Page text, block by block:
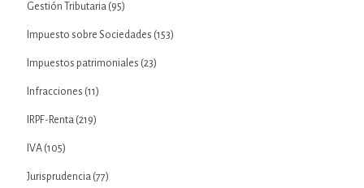
Gestión Tributaria (95)
Impuesto sobre Sociedades (153)
Impuestos patrimoniales (23)
Infracciones (11)
IRPF-Renta (219)
IVA (105)
Jurisprudencia (77)